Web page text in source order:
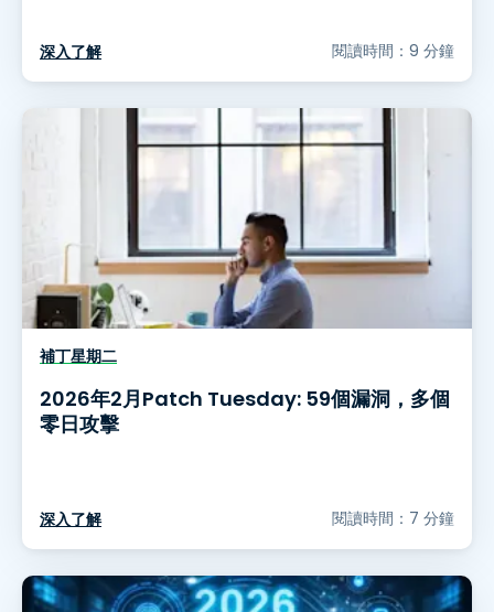
深入了解 閱讀時間：9 分鐘
補丁星期二
2026年2月Patch Tuesday: 59個漏洞，多個
零日攻擊
深入了解 閱讀時間：7 分鐘